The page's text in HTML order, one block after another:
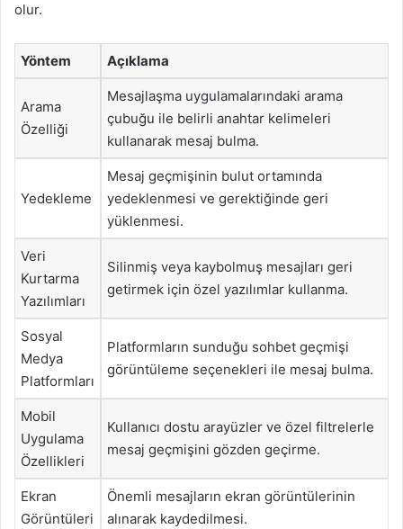
olur.
Yöntem Açıklama
Arama
Özelliği
Mesajlaşma uygulamalarındaki arama
çubuğu ile belirli anahtar kelimeleri
kullanarak mesaj bulma.
Yedekleme
Mesaj geçmişinin bulut ortamında
yedeklenmesi ve gerektiğinde geri
yüklenmesi.
Veri
Kurtarma
Yazılımları
Silinmiş veya kaybolmuş mesajları geri
getirmek için özel yazılımlar kullanma.
Sosyal
Medya
Platformları
Platformların sunduğu sohbet geçmişi
görüntüleme seçenekleri ile mesaj bulma.
Mobil
Uygulama
Özellikleri
Kullanıcı dostu arayüzler ve özel filtrelerle
mesaj geçmişini gözden geçirme.
Ekran
Görüntüleri
Önemli mesajların ekran görüntülerinin
alınarak kaydedilmesi.